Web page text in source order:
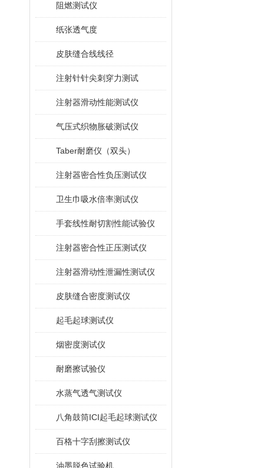
阻燃测试仪
纸张透气度
皮肤缝合线线径
注射针针尖刺穿力测试
注射器滑动性能测试仪
气压式织物胀破测试仪
Taber耐磨仪（双头）
注射器密合性负压测试仪
卫生巾吸水倍率测试仪
手套线性耐切割性能试验仪
注射器密合性正压测试仪
注射器滑动性泄漏性测试仪
皮肤缝合密度测试仪
起毛起球测试仪
烟密度测试仪
耐磨擦试验仪
水蒸气透气测试仪
八角鼓筒ICI起毛起球测试仪
百格十字刮擦测试仪
油墨脱色试验机